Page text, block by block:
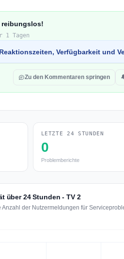
reibungslos!
1 Tagen
Verfügbarkeit und
Zu den Kommentaren springen
LETZTE 24 STUNDEN
0
Problemberichte
über 24 Stunden - TV 2
Anzahl der Nutzermeldungen für